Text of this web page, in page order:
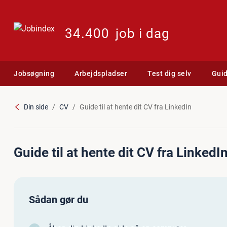
34.400 job i dag
Jobsøgning Arbejdspladser Test dig selv
Din side CV Guide til at hente dit CV fra LinkedIn
Guide til at hente dit CV fra LinkedIn
Sådan gør du